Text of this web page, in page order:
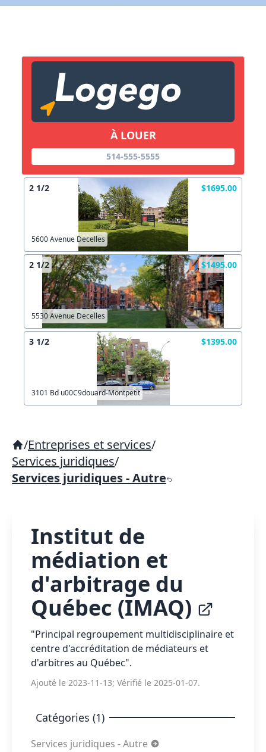
À LOUER
514-555-5555
2 1/2 $1695.00
5600 Avenue Decelles
2 1/2 $1495.00
5530 Avenue Decelles
3 1/2 $1395.00
3101 Bd u00C9douard-Montpetit
/Entreprises et services/
Services juridiques/
Services juridiques - Autre
Institut de
médiation et
d'arbitrage du
Québec (IMAQ)
"Principal regroupement multidisciplinaire et
centre d'accréditation de médiateurs et
d'arbitres au Québec".
Ajouté le 2023-11-13; Vérifié le 2025-01-07.
Catégories (1)
Services juridiques - Autre
X Fermer
Lien vers inscription (sera inclus dans courriel)
Copier lien
X Fermer Envoyez